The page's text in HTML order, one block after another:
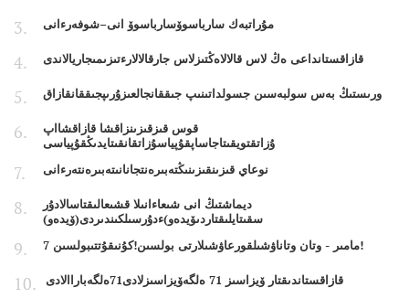
مۇراتبەك سارباسوۆسارباسوۆ انى–شوفەرءانى
قازاقستانداعى ەڭ لاس قالالاەڭتىزلاس جارقالالارءتىزىمىجاريالاندى
ورىستىڭ بەس سولبەسىن جسولداتىنىپ جىققانجالعىزۇرىپجىققانقازاق
قوس قىزقىزىنزاقشا قازاقشااپ
ۇزاتقتويقىتاجاساپقۇپياسۇزاتقانقىتايدىڭقۇپياسى
نوعاي قىزىنقىزىنىڭتەبىرەنتجانانىتەبىرەنتەرءانى
ديماشتىڭ انى شىعاءانىلا قشىعالىقتاسالادۇر
سقىتايلىقتاردىۆيدەو)ءدۇرسىلكىندىردى(ۆيدەو)
7 مامىر - وتان وتاناۋشىلقورعاۋشىلارتى بولسىن!كۇنىقۇتتىبولسىن!
قازاقستاندىقتار ۆيزاسىز 71 ەلگەۆيزاسىزلادى71ەلگەباراالادى